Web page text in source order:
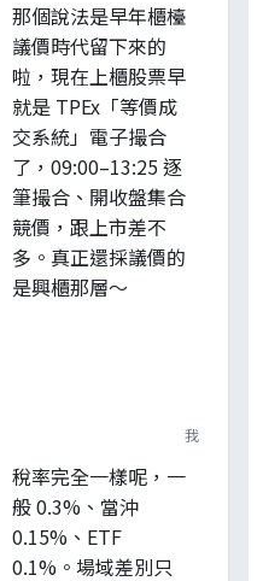
那個說法是早年櫃檯
議價時代留下來的
啦，現在上櫃股票早
就是 TPEx「等價成
交系統」電子撮合
了，09:00–13:25 逐
筆撮合、開收盤集合
競價，跟上市差不
多。真正還採議價的
是興櫃那層～
我
稅率完全一樣呢，一
般 0.3%、當沖
0.15%、ETF
0.1%。場域差別只